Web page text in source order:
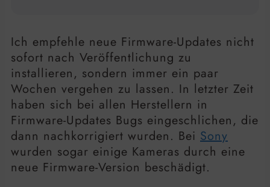
Ich empfehle neue Firmware-Updates nicht
sofort nach Veröffentlichung zu
installieren, sondern immer ein paar
Wochen vergehen zu lassen. In letzter Zeit
haben sich bei allen Herstellern in
Firmware-Updates Bugs eingeschlichen, die
dann nachkorrigiert wurden. Bei Sony
wurden sogar einige Kameras durch eine
neue Firmware-Version beschädigt.